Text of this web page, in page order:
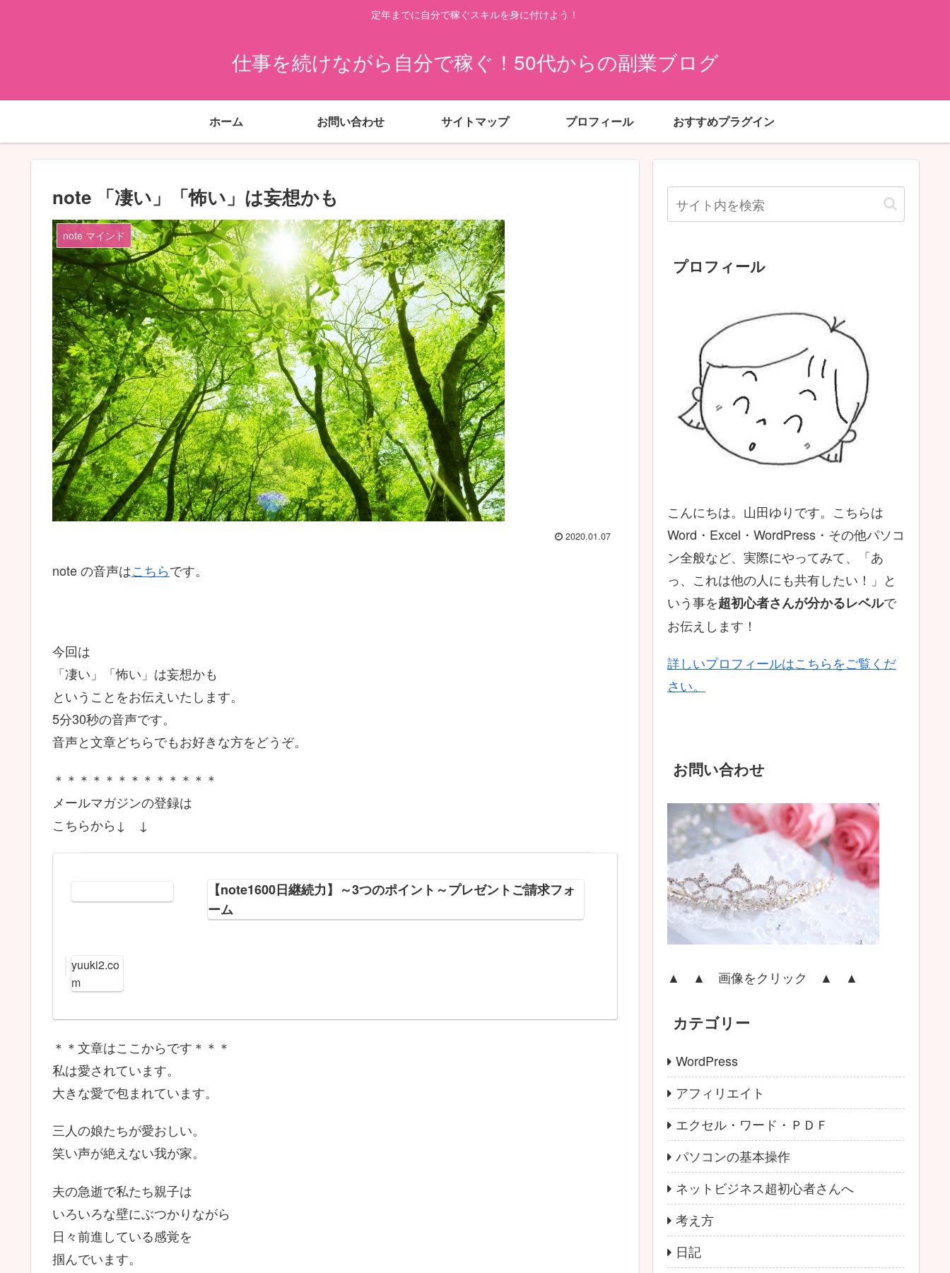
定年までに自分で稼ぐスキルを身に付けよう！
仕事を続けながら自分で稼ぐ！50代からの副業ブログ
ホーム お問い合わせ サイトマップ プロフィール おすすめプラグイン
note 「凄い」「怖い」は妄想かも
note マインド
2020.01.07
note の音声はこちらです。
今回は
「凄い」「怖い」は妄想かも
ということをお伝えいたします。
5分30秒の音声です。
音声と文章どちらでもお好きな方をどうぞ。
＊＊＊＊＊＊＊＊＊＊＊＊＊
メールマガジンの登録は
こちらから↓ ↓
【note1600日継続力】～3つのポイント～プレゼントご請求フォ
ーム
yuuki2.co
m
＊＊文章はここからです＊＊＊
私は愛されています。
大きな愛で包まれています。
三人の娘たちが愛おしい。
笑い声が絶えない我が家。
夫の急逝で私たち親子は
いろいろな壁にぶつかりながら
日々前進している感覚を
掴んでいます。
プロフィール
こんにちは。山田ゆりです。こちらは
Word・Excel・WordPress・その他パソコ
ン全般など、実際にやってみて、「あ
っ、これは他の人にも共有したい！」と
いう事を超初心者さんが分かるレベルで
お伝えします！
詳しいプロフィールはこちらをご覧くだ
さい。
お問い合わせ
▲ ▲ 画像をクリック ▲ ▲
カテゴリー
WordPress
アフィリエイト
エクセル・ワード・ＰＤＦ
パソコンの基本操作
ネットビジネス超初心者さんへ
考え方
日記